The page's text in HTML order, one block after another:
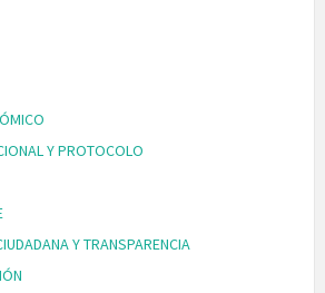
Y PROTOCOLO
Y TRANSPARENCIA